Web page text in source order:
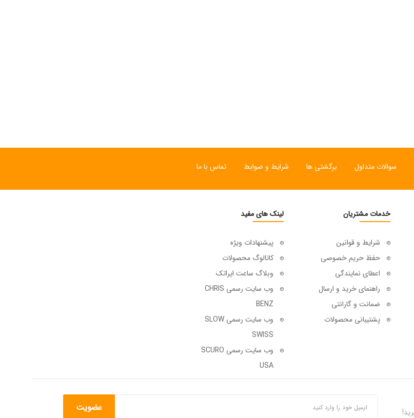
سوالات متداول برگشتی ها شرایط و ضوابط تماس با ما
خدمات مشتریان
شرایط و قوانین
حفظ حریم خصوصی
اعطای نمایندگی
راهنمای خرید و ارسال
ضمانت و گارانتی
پشتیبانی محصولات
لینک های مفید
پیشنهادات ویژه
کاتالوگ محصولات
وبلاگ ساعت ایراتک
وب سایت رسمی CHRIS
BENZ
وب سایت رسمی SLOW
SWISS
وب سایت رسمی SCURO
USA
عضویت